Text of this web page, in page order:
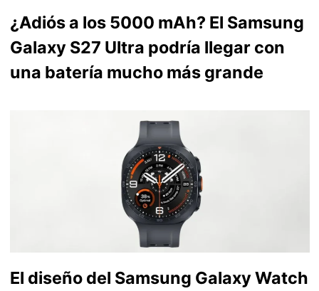
¿Adiós a los 5000 mAh? El Samsung
Galaxy S27 Ultra podría llegar con
una batería mucho más grande
El diseño del Samsung Galaxy Watch